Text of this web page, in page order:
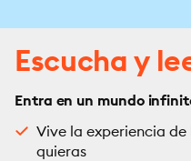
Escucha y
Entra en un mundo
Vive la experiencia
quieras